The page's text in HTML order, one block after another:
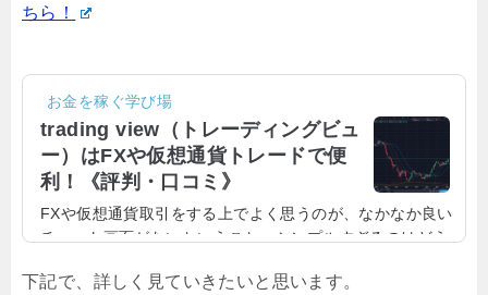
ちら！
お金を稼ぐ学び場
trading view（トレーディングビュ
ー）はFXや仮想通貨トレードで便
利！《評判・口コミ》
FXや仮想通貨取引をする上でよく思うのが、なかなか良い
チャート画面がないということ。シンプルすぎるのはどう
ートとにらめっこをしたい。けれども、無料で使えるチャ
下記で、詳しく見ていきたいと思います。